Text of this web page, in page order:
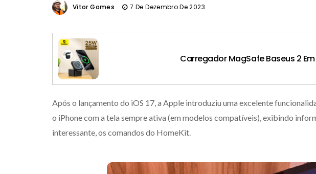
Vitor Gomes 7 De Dezembro De 2023
Carregador MagSafe Baseus 2 Em
Após o lançamento do iOS 17, a Apple introduziu uma excelente
o iPhone com a tela sempre ativa (em modelos compatíveis), exibindo
interessante, os comandos do HomeKit.